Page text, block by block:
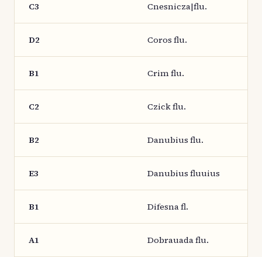
C3 Cnesnicza|flu.
D2 Coros flu.
B1 Crim flu.
C2 Czick flu.
B2 Danubius flu.
E3 Danubius fluuius
B1 Difesna fl.
A1 Dobrauada flu.